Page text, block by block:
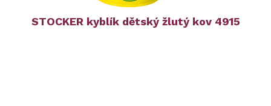
STOCKER kyblík dětský žlutý kov 4915